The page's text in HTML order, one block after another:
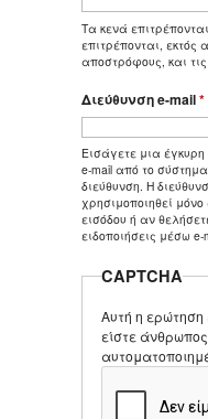
Τα κενά
επιτρέπονται, εκτός
αποστρόφους, και
Διεύθυνση e-mail*
Εισάγετε μια
e-mail από το
διεύθυνση. Η
χρησιμοποιηθεί
εισόδου ή αν
ειδοποιήσεις μέσω e-
CAPTCHA
Αυτή η ερώτηση
είστε